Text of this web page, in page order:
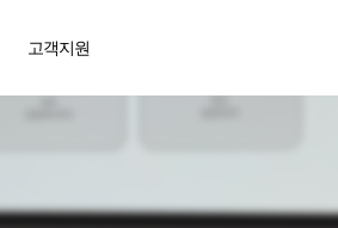
고객지원